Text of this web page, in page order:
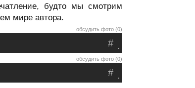
будто мы смотрим
мире автора.
обсудить фото (0)
.
#
обсудить фото (0)
.
#